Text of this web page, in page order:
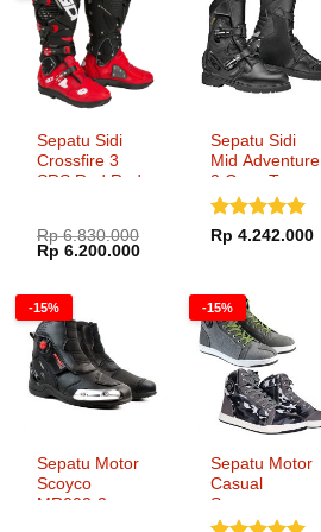
Sepatu Sidi
Crossfire 3
SRS Red Red
Rp6.830.000
Harga
aslinya
Rp 6.830.000.
Rp 6.200.000Harga
adalah:
Rp 6.200.000.
Sepatu Sidi
Mid Adventure
2 Gore-Tex
Dinilai5
Rp 4.242.000
-15%
Sepatu Motor
Scoyco
MR002-2
-15%
Sepatu Motor
Casual
Scoyco
MT016